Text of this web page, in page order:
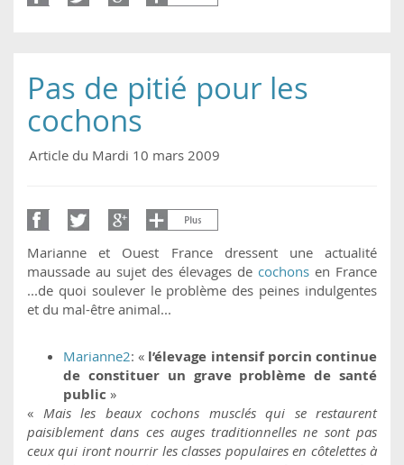
Pas de pitié pour les
cochons
Article du Mardi 10 mars 2009
Marianne et Ouest France dressent une actualité
maussade au sujet des élevages de cochons en France
...de quoi soulever le problème des peines indulgentes
et du mal-être animal...
Marianne2: « l’élevage intensif porcin continue
de constituer un grave problème de santé
public »
« Mais les beaux cochons musclés qui se restaurent
paisiblement dans ces auges traditionnelles ne sont pas
ceux qui iront nourrir les classes populaires en côtelettes à